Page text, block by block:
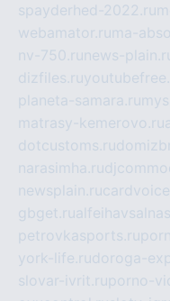
spayderhed-2022.ru
webamator.ru ma-
nv-750.ru news-
dizfiles.ru
planeta-samara.ru
matrasy-kemerovo.ru
dotcustoms.ru
narasimha.ru
newsplain.ru
gbget.ru
petrovkasports.ru
york-life.rudoroga-
slovar-ivrit.ruporno-